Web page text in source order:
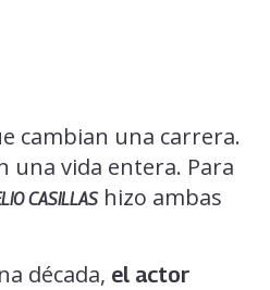
cambian una carrera.
vida entera. Para
CASILLAShizo ambas
década, el actor